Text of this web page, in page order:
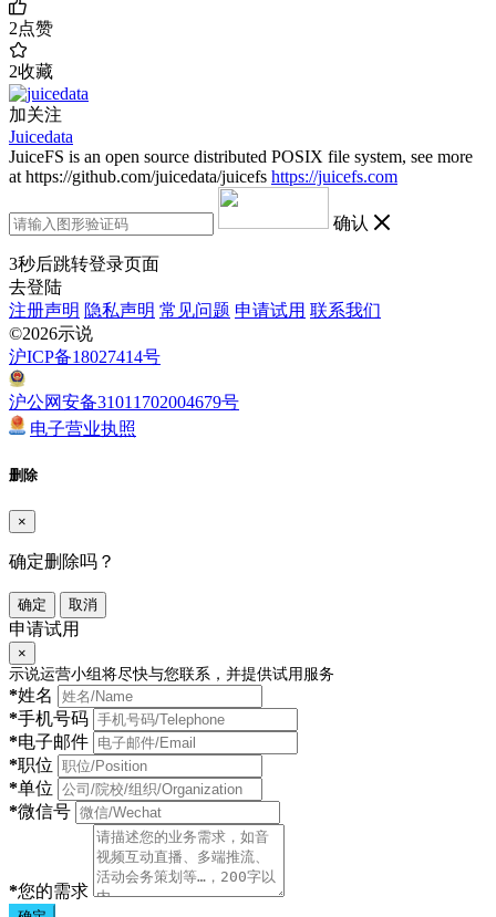
2点赞
2收藏
加关注
Juicedata
JuiceFS is an open source distributed POSIX file system, see more
at https://github.com/juicedata/juicefs https://juicefs.com
确认
3秒后跳转登录页面
去登陆
注册声明 隐私声明 常见问题 申请试用 联系我们
©2026示说
沪ICP备18027414号
沪公网安备31011702004679号
电子营业执照
删除
×
确定删除吗？
确定 取消
申请试用
×
示说运营小组将尽快与您联系，并提供试用服务
*姓名
*手机号码
*电子邮件
*职位
*单位
*微信号
*您的需求